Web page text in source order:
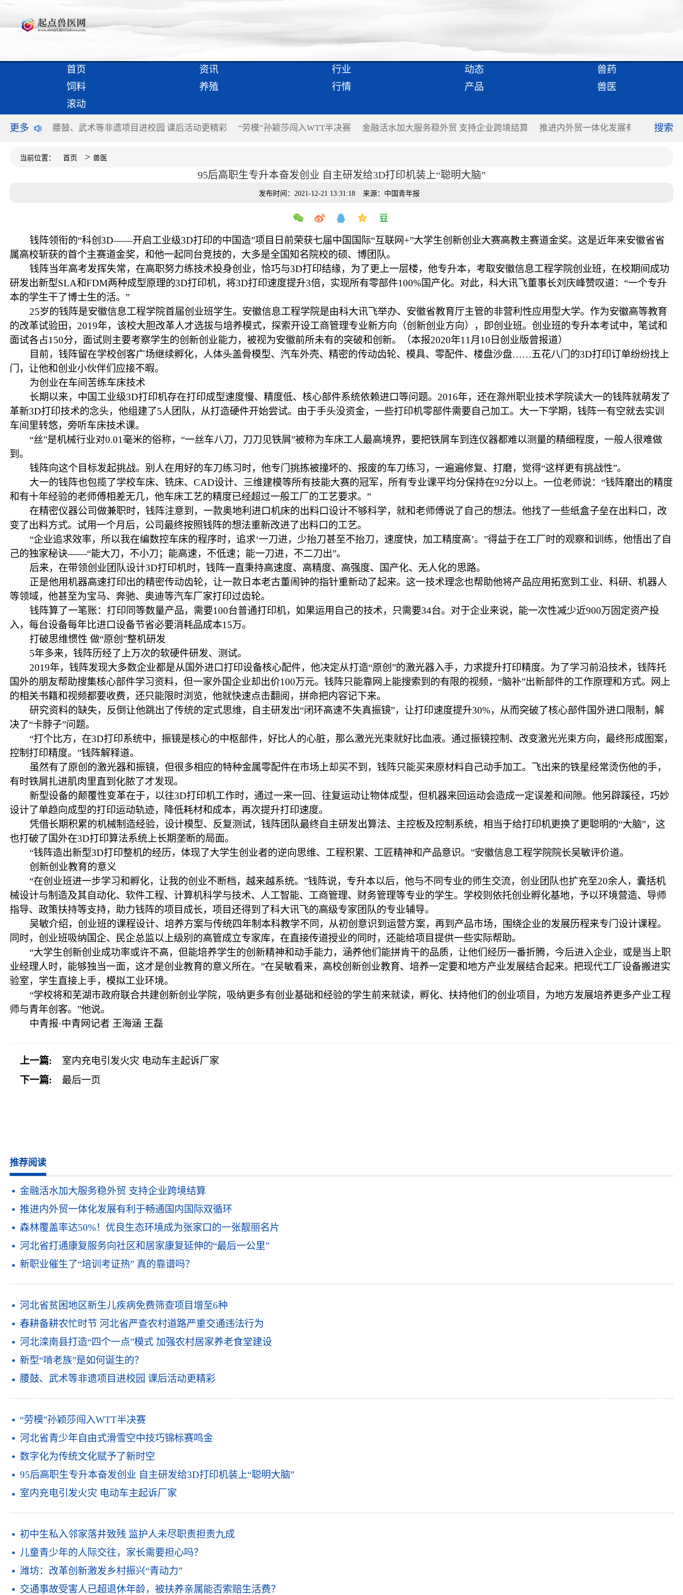
首页 资讯 行业 动态
兽药
饲料
养殖 行情 产品
兽医
滚动
更多
动更精彩 “劳模”孙颖莎闯入WTT半决赛 金融活水加大服务稳外贸 支持企业跨境结算 推进内外贸一体化发展有利于畅通国内国际双循环 腰鼓、武术等非遗项目进校园 课
搜索
当前位置： 首页 >兽医
95后高职生专升本奋发创业 自主研发给3D打印机装上“聪明大脑”
发布时间：2021-12-21 13:31:18 来源：中国青年报
钱阵领衔的“科创3D——开启工业级3D打印的中国造”项目日前荣获七届中国国际“互联网+”大学生创新创业大赛高教主赛道金奖。这是近年来安徽省省
属高校斩获的首个主赛道金奖，和他一起同台竞技的，大多是全国知名院校的硕、博团队。
钱阵当年高考发挥失常，在高职努力练技术投身创业，恰巧与3D打印结缘，为了更上一层楼，他专升本，考取安徽信息工程学院创业班，在校期间成功
研发出新型SLA和FDM两种成型原理的3D打印机，将3D打印速度提升3倍，实现所有零部件100%国产化。对此，科大讯飞董事长刘庆峰赞叹道：“一个专升
本的学生干了博士生的活。”
25岁的钱阵是安徽信息工程学院首届创业班学生。安徽信息工程学院是由科大讯飞举办、安徽省教育厅主管的非营利性应用型大学。作为安徽高等教育
的改革试验田，2019年，该校大胆改革人才选拔与培养模式，探索开设工商管理专业新方向（创新创业方向），即创业班。创业班的专升本考试中，笔试和
面试各占150分，面试则主要考察学生的创新创业能力，被视为安徽前所未有的突破和创新。（本报2020年11月10日创业版曾报道）
目前，钱阵留在学校创客广场继续孵化，人体头盖骨模型、汽车外壳、精密的传动齿轮、模具、零配件、楼盘沙盘……五花八门的3D打印订单纷纷找上
门，让他和创业小伙伴们应接不暇。
为创业在车间苦练车床技术
长期以来，中国工业级3D打印机存在打印成型速度慢、精度低、核心部件系统依赖进口等问题。2016年，还在滁州职业技术学院读大一的钱阵就萌发了
革新3D打印技术的念头，他组建了5人团队，从打造硬件开始尝试。由于手头没资金，一些打印机零部件需要自己加工。大一下学期，钱阵一有空就去实训
车间里转悠，旁听车床技术课。
“丝”是机械行业对0.01毫米的俗称，“一丝车八刀，刀刀见铁屑”被称为车床工人最高境界，要把铁屑车到连仪器都难以测量的精细程度，一般人很难做
到。
钱阵向这个目标发起挑战。别人在用好的车刀练习时，他专门挑拣被撞坏的、报废的车刀练习，一遍遍修复、打磨，觉得“这样更有挑战性”。
大一的钱阵也包揽了学校车床、铣床、CAD设计、三维建模等所有技能大赛的冠军，所有专业课平均分保持在92分以上。一位老师说：“钱阵磨出的精度
和有十年经验的老师傅相差无几，他车床工艺的精度已经超过一般工厂的工艺要求。”
在精密仪器公司做兼职时，钱阵注意到，一款奥地利进口机床的出料口设计不够科学，就和老师傅说了自己的想法。他找了一些纸盒子垒在出料口，改
变了出料方式。试用一个月后，公司最终按照钱阵的想法重新改进了出料口的工艺。
“企业追求效率，所以我在编数控车床的程序时，追求‘一刀进，少抬刀甚至不抬刀，速度快，加工精度高’。”得益于在工厂时的观察和训练，他悟出了自
己的独家秘诀——“能大刀，不小刀；能高速，不低速；能一刀进，不二刀出”。
后来，在带领创业团队设计3D打印机时，钱阵一直秉持高速度、高精度、高强度、国产化、无人化的思路。
正是他用机器高速打印出的精密传动齿轮，让一款日本老古董闹钟的指针重新动了起来。这一技术理念也帮助他将产品应用拓宽到工业、科研、机器人
等领域，他甚至为宝马、奔驰、奥迪等汽车厂家打印过齿轮。
钱阵算了一笔账：打印同等数量产品，需要100台普通打印机，如果运用自己的技术，只需要34台。对于企业来说，能一次性减少近900万固定资产投
入，每台设备每年比进口设备节省必要消耗品成本15万。
打破思维惯性 做“原创”整机研发
5年多来，钱阵历经了上万次的软硬件研发、测试。
2019年，钱阵发现大多数企业都是从国外进口打印设备核心配件，他决定从打造“原创”的激光器入手，力求提升打印精度。为了学习前沿技术，钱阵托
国外的朋友帮助搜集核心部件学习资料，但一家外国企业却出价100万元。钱阵只能靠网上能搜索到的有限的视频，“脑补”出新部件的工作原理和方式。网上
的相关书籍和视频都要收费，还只能限时浏览，他就快速点击翻阅，拼命把内容记下来。
研究资料的缺失，反倒让他跳出了传统的定式思维，自主研发出“闭环高速不失真振镜”，让打印速度提升30%，从而突破了核心部件国外进口限制，解
决了“卡脖子”问题。
“打个比方，在3D打印系统中，振镜是核心的中枢部件，好比人的心脏，那么激光光束就好比血液。通过振镜控制、改变激光光束方向，最终形成图案，
控制打印精度。”钱阵解释道。
虽然有了原创的激光器和振镜，但很多相应的特种金属零配件在市场上却买不到，钱阵只能买来原材料自己动手加工。飞出来的铁星经常烫伤他的手，
有时铁屑扎进肌肉里直到化脓了才发现。
新型设备的颠覆性变革在于，以往3D打印机工作时，通过一来一回、往复运动让物体成型，但机器来回运动会造成一定误差和间隙。他另辟蹊径，巧妙
设计了单趋向成型的打印运动轨迹，降低耗材和成本，再次提升打印速度。
凭借长期积累的机械制造经验，设计模型、反复测试，钱阵团队最终自主研发出算法、主控板及控制系统，相当于给打印机更换了更聪明的“大脑”，这
也打破了国外在3D打印算法系统上长期垄断的局面。
“钱阵造出新型3D打印整机的经历，体现了大学生创业者的逆向思维、工程积累、工匠精神和产品意识。”安徽信息工程学院院长吴敏评价道。
创新创业教育的意义
“在创业班进一步学习和孵化，让我的创业不断档，越来越系统。”钱阵说，专升本以后，他与不同专业的师生交流，创业团队也扩充至20余人，囊括机
械设计与制造及其自动化、软件工程、计算机科学与技术、人工智能、工商管理、财务管理等专业的学生。学校则依托创业孵化基地，予以环境营造、导师
指导、政策扶持等支持，助力钱阵的项目成长，项目还得到了科大讯飞的高级专家团队的专业辅导。
吴敏介绍，创业班的课程设计、培养方案与传统四年制本科教学不同，从初创意识到运营方案，再到产品市场，围绕企业的发展历程来专门设计课程。
同时，创业班吸纳国企、民企总监以上级别的高管成立专家库，在直接传道授业的同时，还能给项目提供一些实际帮助。
“大学生创新创业成功率或许不高，但能培养学生的创新精神和动手能力，涵养他们能拼肯干的品质，让他们经历一番折腾，今后进入企业，或是当上职
业经理人时，能够独当一面，这才是创业教育的意义所在。”在吴敏看来，高校创新创业教育、培养一定要和地方产业发展结合起来。把现代工厂设备搬进实
验室，学生直接上手，模拟工业环境。
“学校将和芜湖市政府联合共建创新创业学院，吸纳更多有创业基础和经验的学生前来就读，孵化、扶持他们的创业项目，为地方发展培养更多产业工程
师与青年创客。”他说。
中青报·中青网记者 王海涵 王磊
上一篇:
室内充电引发火灾 电动车主起诉厂家
下一篇:
最后一页
推荐阅读
金融活水加大服务稳外贸 支持企业跨境结算
推进内外贸一体化发展有利于畅通国内国际双循环
森林覆盖率达50%！优良生态环境成为张家口的一张靓丽名片
河北省打通康复服务向社区和居家康复延伸的“最后一公里”
新职业催生了“培训考证热” 真的靠谱吗？
河北省贫困地区新生儿疾病免费筛查项目增至6种
春耕备耕农忙时节 河北省严查农村道路严重交通违法行为
河北滦南县打造“四个一点”模式 加强农村居家养老食堂建设
新型“啃老族”是如何诞生的？
腰鼓、武术等非遗项目进校园 课后活动更精彩
“劳模”孙颖莎闯入WTT半决赛
河北省青少年自由式滑雪空中技巧锦标赛鸣金
数字化为传统文化赋予了新时空
95后高职生专升本奋发创业 自主研发给3D打印机装上“聪明大脑”
室内充电引发火灾 电动车主起诉厂家
初中生私入邻家落井致残 监护人未尽职责担责九成
儿童青少年的人际交往，家长需要担心吗？
潍坊：改革创新激发乡村振兴“青动力”
交通事故受害人已超退休年龄，被扶养亲属能否索赔生活费？